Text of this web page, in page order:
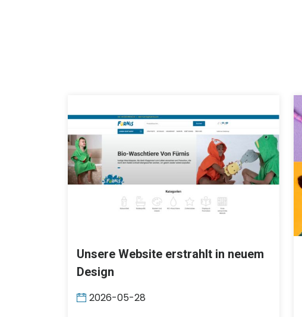
Unsere Website erstrahlt in neuem
Design
2026-05-28